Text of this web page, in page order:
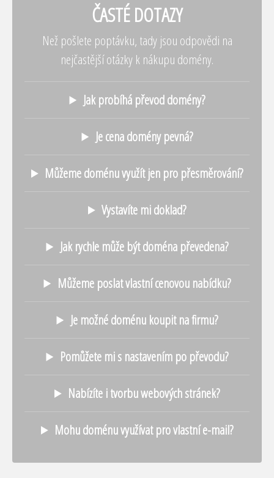
ČASTÉ DOTAZY
Než pošlete poptávku, tady jsou odpovědi na
nejčastější otázky k nákupu domény.
Jak probíhá převod domény?
Je cena domény pevná?
Můžeme doménu využít jen pro přesměrování?
Vystavíte mi doklad?
Jak rychle může být doména převedena?
Můžeme poslat vlastní cenovou nabídku?
Je možné doménu koupit na firmu?
Pomůžete mi s nastavením po převodu?
Nabízíte i tvorbu webových stránek?
Mohu doménu využívat pro vlastní e-mail?